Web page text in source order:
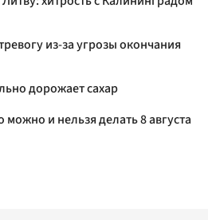
из-за угрозы окончания
дорожает сахар
можно и нельзя делать 8 августа